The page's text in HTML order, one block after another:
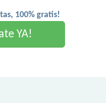
100% gratis!
YA!